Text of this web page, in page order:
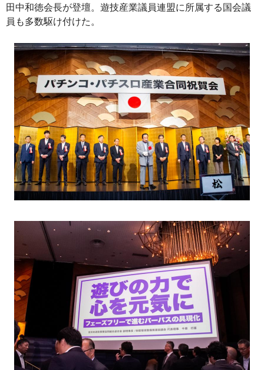
田中和徳会長が登壇。遊技産業議員連盟に所属する国会議
員も多数駆け付けた。